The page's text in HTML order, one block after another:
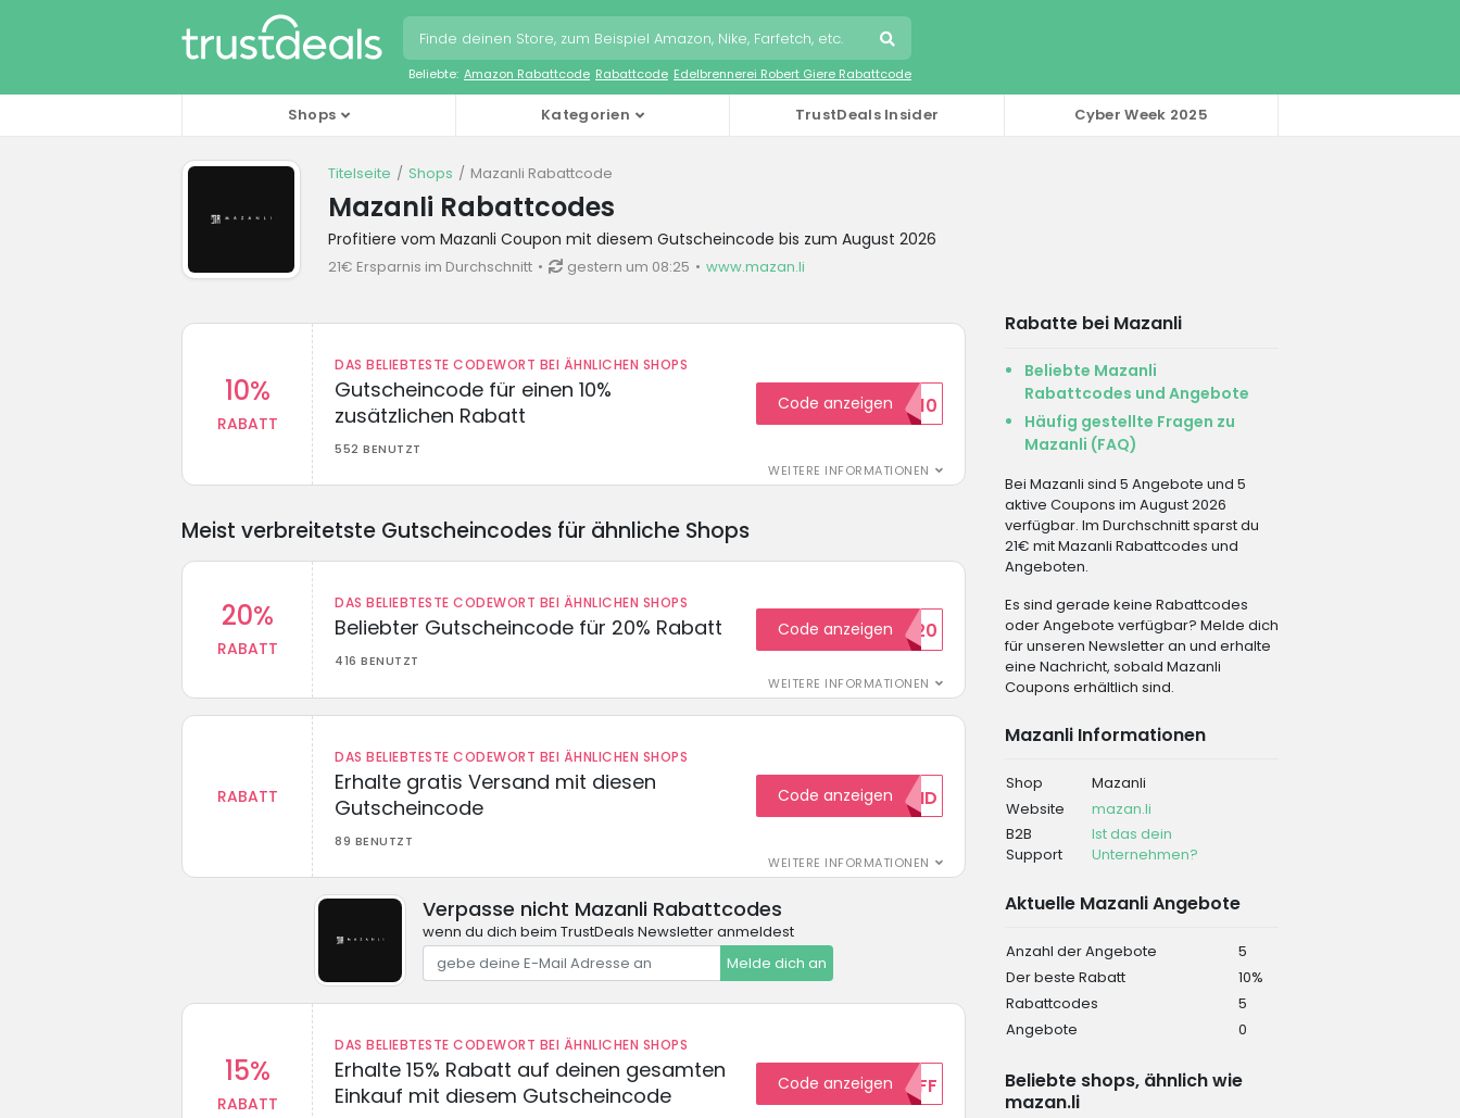
Beliebte: Amazon Rabattcode Rabattcode Edelbrennerei Robert Giere Rabattcode
Shops Kategorien TrustDeals Insider Cyber Week 2025
Titelseite Shops Mazanli Rabattcode
Mazanli Rabattcodes
Profitiere vom Mazanli Coupon mit diesem Gutscheincode bis zum August 2026
21€ Ersparnis im Durchschnitt gestern um 08:25 www.mazan.li
10%
RABATT
DAS BELIEBTESTE CODEWORT BEI ÄHNLICHEN SHOPS
Gutscheincode für einen 10%
zusätzlichen Rabatt
552 BENUTZT
WEITERE INFORMATIONEN
Code anzeigenHELLO10
Meist verbreitetste Gutscheincodes für ähnliche Shops
20%
RABATT
DAS BELIEBTESTE CODEWORT BEI ÄHNLICHEN SHOPS
Beliebter Gutscheincode für 20% Rabatt
416 BENUTZT
WEITERE INFORMATIONEN
Code anzeigen
WELCOME20
RABATT
DAS BELIEBTESTE CODEWORT BEI ÄHNLICHEN SHOPS
Erhalte gratis Versand mit diesen
Gutscheincode
89 BENUTZT
WEITERE INFORMATIONEN
Code anzeigen
GRATISVERSAND
Verpasse nicht Mazanli Rabattcodes
wenn du dich beim TrustDeals Newsletter anmeldest
Melde dich an
15%
RABATT
DAS BELIEBTESTE CODEWORT BEI ÄHNLICHEN SHOPS
Erhalte 15% Rabatt auf deinen gesamten
Einkauf mit diesem Gutscheincode
Code anzeigen15OFF
Rabatte bei Mazanli
Beliebte Mazanli
Rabattcodes und Angebote
Häufig gestellte Fragen zu
Mazanli (FAQ)
Bei Mazanli sind 5 Angebote und 5
aktive Coupons im August 2026
verfügbar. Im Durchschnitt sparst du
21€ mit Mazanli Rabattcodes und
Angeboten.
Es sind gerade keine Rabattcodes
oder Angebote verfügbar? Melde dich
für unseren Newsletter an und erhalte
eine Nachricht, sobald Mazanli
Coupons erhältlich sind.
Mazanli Informationen
Shop
Mazanli
Website
mazan.li
B2B
Support
Ist das dein
Unternehmen?
Aktuelle Mazanli Angebote
Anzahl der Angebote
5
Der beste Rabatt
10%
Rabattcodes
5
Angebote
0
Beliebte shops, ähnlich wie
mazan.li